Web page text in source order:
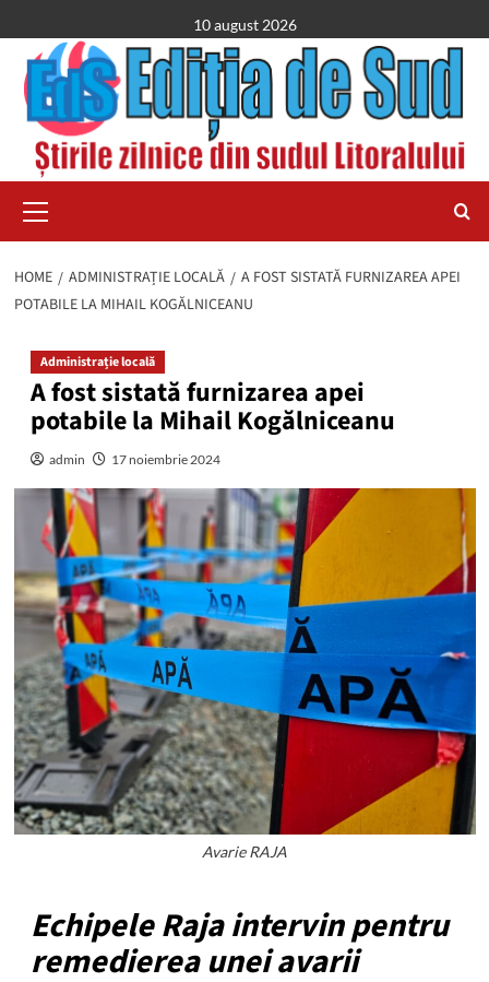
to
content
10 august 2026
Menu
HOME ADMINISTRAȚIE LOCALĂ
A FOST SISTATĂ FURNIZAREA APEI
POTABILE LA MIHAIL KOGĂLNICEANU
Administrație locală
A fost sistată furnizarea apei
potabile la Mihail Kogălniceanu
admin 17 noiembrie 2024
Avarie RAJA
Echipele Raja intervin pentru
remedierea unei avarii